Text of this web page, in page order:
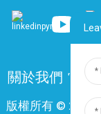
關於我們 常問
版權所有 © 2024